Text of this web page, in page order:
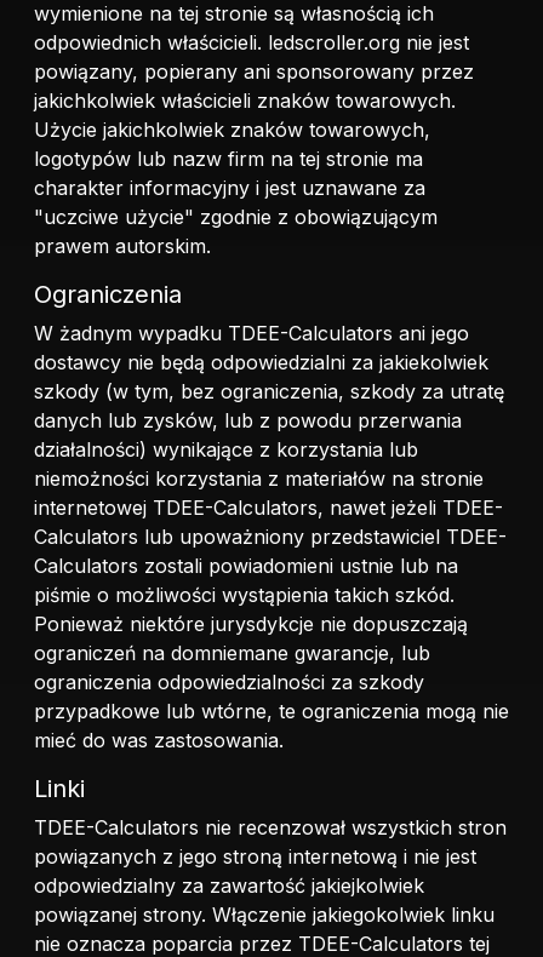
wymienione na tej stronie są własnością ich
odpowiednich właścicieli. ledscroller.org nie jest
powiązany, popierany ani sponsorowany przez
jakichkolwiek właścicieli znaków towarowych.
Użycie jakichkolwiek znaków towarowych,
logotypów lub nazw firm na tej stronie ma
charakter informacyjny i jest uznawane za
"uczciwe użycie" zgodnie z obowiązującym
prawem autorskim.
Ograniczenia
W żadnym wypadku TDEE-Calculators ani jego
dostawcy nie będą odpowiedzialni za jakiekolwiek
szkody (w tym, bez ograniczenia, szkody za utratę
danych lub zysków, lub z powodu przerwania
działalności) wynikające z korzystania lub
niemożności korzystania z materiałów na stronie
internetowej TDEE-Calculators, nawet jeżeli TDEE-
Calculators lub upoważniony przedstawiciel TDEE-
Calculators zostali powiadomieni ustnie lub na
piśmie o możliwości wystąpienia takich szkód.
Ponieważ niektóre jurysdykcje nie dopuszczają
ograniczeń na domniemane gwarancje, lub
ograniczenia odpowiedzialności za szkody
przypadkowe lub wtórne, te ograniczenia mogą nie
mieć do was zastosowania.
Linki
TDEE-Calculators nie recenzował wszystkich stron
powiązanych z jego stroną internetową i nie jest
odpowiedzialny za zawartość jakiejkolwiek
powiązanej strony. Włączenie jakiegokolwiek linku
nie oznacza poparcia przez TDEE-Calculators tej